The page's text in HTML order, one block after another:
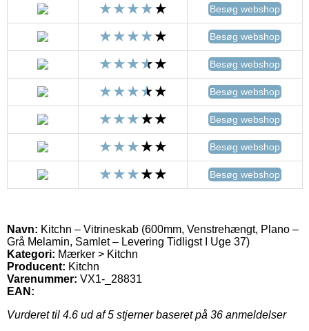
Besøg webshop
Besøg webshop
Besøg webshop
Besøg webshop
Besøg webshop
Besøg webshop
Besøg webshop
Navn: Kitchn – Vitrineskab (600mm, Venstrehængt, Plano –
Grå Melamin, Samlet – Levering Tidligst I Uge 37)
Kategori: Mærker > Kitchn
Producent: Kitchn
Varenummer: VX1-_28831
EAN:
Vurderet til 4.6 ud af 5 stjerner baseret på 36 anmeldelser